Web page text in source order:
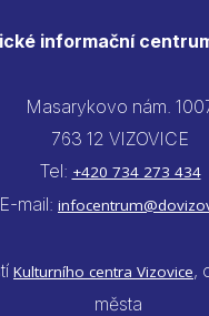
informační
Masarykovo nám.
763 12 VIZOVICE
Tel: +420 734 273 434
E-mail:
Kulturního centra Vizovice,
města